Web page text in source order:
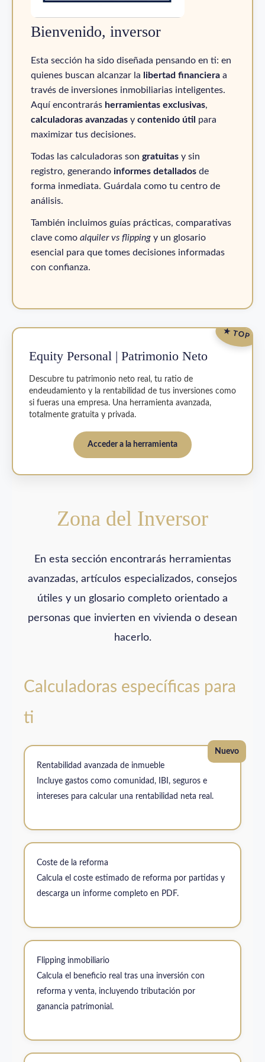
Bienvenido, inversor
Esta sección ha sido diseñada pensando en ti: en
quienes buscan alcanzar la libertad financiera a
través de inversiones inmobiliarias inteligentes.
Aquí encontrarás herramientas exclusivas,
calculadoras avanzadas y contenido útil para
maximizar tus decisiones.
Todas las calculadoras son gratuitas y sin
registro, generando informes detallados de
forma inmediata. Guárdala como tu centro de
análisis.
También incluimos guías prácticas, comparativas
clave como alquiler vs flipping y un glosario
esencial para que tomes decisiones informadas
con confianza.
★ TOP
Equity Personal | Patrimonio Neto
Descubre tu patrimonio neto real, tu ratio de
endeudamiento y la rentabilidad de tus inversiones como
si fueras una empresa. Una herramienta avanzada,
totalmente gratuita y privada.
Acceder a la herramienta
Zona del Inversor
En esta sección encontrarás herramientas
avanzadas, artículos especializados, consejos
útiles y un glosario completo orientado a
personas que invierten en vivienda o desean
hacerlo.
Calculadoras específicas para
ti
Nuevo
Rentabilidad avanzada de inmueble
Incluye gastos como comunidad, IBI, seguros e
intereses para calcular una rentabilidad neta real.
Coste de la reforma
Calcula el coste estimado de reforma por partidas y
descarga un informe completo en PDF.
Flipping inmobiliario
Calcula el beneficio real tras una inversión con
reforma y venta, incluyendo tributación por
ganancia patrimonial.